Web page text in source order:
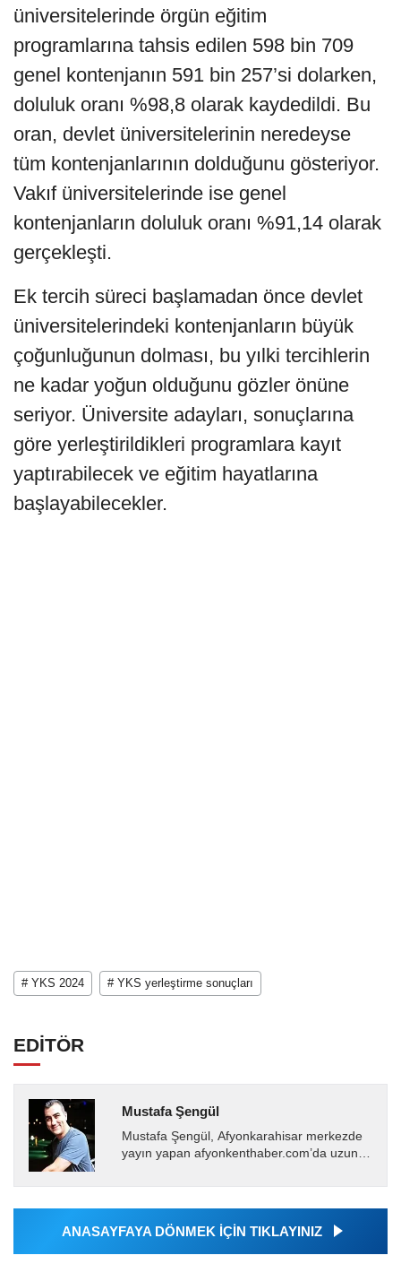
üniversitelerinde örgün eğitim
programlarına tahsis edilen 598 bin 709
genel kontenjanın 591 bin 257’si dolarken,
doluluk oranı %98,8 olarak kaydedildi. Bu
oran, devlet üniversitelerinin neredeyse
tüm kontenjanlarının dolduğunu gösteriyor.
Vakıf üniversitelerinde ise genel
kontenjanların doluluk oranı %91,14 olarak
gerçekleşti.
Ek tercih süreci başlamadan önce devlet
üniversitelerindeki kontenjanların büyük
çoğunluğunun dolması, bu yılki tercihlerin
ne kadar yoğun olduğunu gözler önüne
seriyor. Üniversite adayları, sonuçlarına
göre yerleştirildikleri programlara kayıt
yaptırabilecek ve eğitim hayatlarına
başlayabilecekler.
# YKS 2024 # YKS yerleştirme sonuçları
EDİTÖR
Mustafa Şengül
Mustafa Şengül, Afyonkarahisar merkezde
yayın yapan afyonkenthaber.com’da uzun
almakta, haber akışı...
ANASAYFAYA DÖNMEK İÇİN TIKLAYINIZ